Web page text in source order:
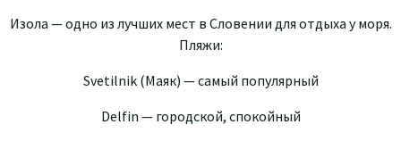
Изола — одно из лучших мест в Словении для отдыха у моря.
Пляжи:
Svetilnik (Маяк) — самый популярный
Delfin — городской, спокойный